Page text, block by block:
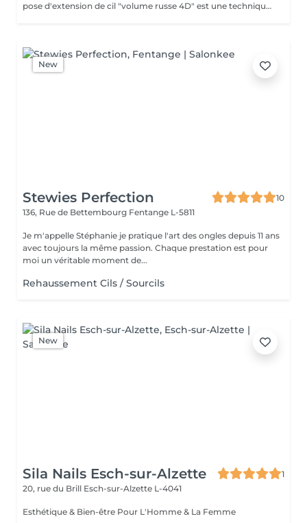
pose d'extension de cil "volume russe 4D" est une technique qui consiste à poser un bouquet de plusieurs extension de cils (4 cils) sur un cil naturel. Cela permet de créer plus de volume et d'intensité sur le regard
New
Stewies Perfection
10
136, Rue de Bettembourg Fentange L-5811
Je m'appelle Stéphanie je pratique l'art des ongles depuis 11 ans
avec toujours la même passion. Chaque prestation est pour
moi un véritable moment de...
Rehaussement Cils / Sourcils
New
Sila Nails Esch-sur-Alzette
1
20, rue du Brill Esch-sur-Alzette L-4041
Esthétique & Bien-être Pour L'Homme & La Femme